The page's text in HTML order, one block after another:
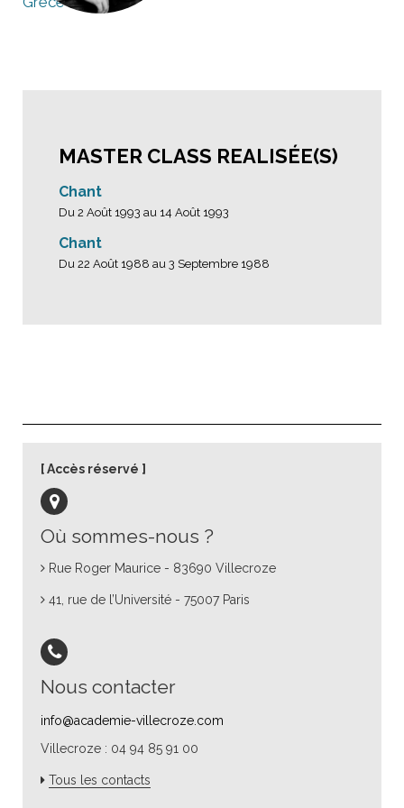
MASTER CLASS REALISÉE(S)
Chant
Du 2 Août 1993 au 14 Août 1993
Chant
Du 22 Août 1988 au 3 Septembre 1988
Où sommes-nous ?
Rue Roger Maurice - 83690 Villecroze
41, rue de l’Université - 75007 Paris
Nous contacter
info@academie-villecroze.com
Villecroze : 04 94 85 91 00
Tous les contacts
Accès réservé